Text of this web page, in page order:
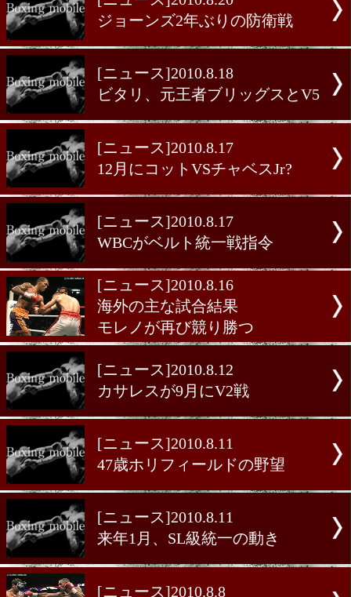
勝ち
[ニュース]2010.8.23
海外の主な試合結果
フックが5回TKOでV4
[ニュース]2010.8.20
LF級レベコ、古豪とV3戦
[ニュース]2010.8.20
ジョーンズ2年ぶりの防衛
[ニュース]2010.8.18
ビタリ、元王者ブリッグス
[ニュース]2010.8.17
12月にコットVSチャベス
WBCがベルト統一戦指令
[ニュース]2010.8.16